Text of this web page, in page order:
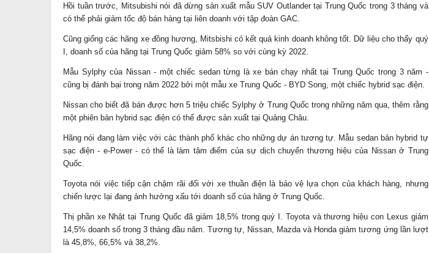
Hồi tuần trước, Mitsubishi nói đã dừng sản xuất mẫu SUV Outlander tại Trung Quốc trong 3 tháng và
có thể phải giảm tốc độ bán hàng tại liên doanh với tập đoàn GAC.
Cũng giống các hãng xe đồng hương, Mitsbishi có kết quả kinh doanh không tốt. Dữ liệu cho thấy quý
I, doanh số của hãng tại Trung Quốc giảm 58% so với cùng kỳ 2022.
Mẫu Sylphy của Nissan - một chiếc sedan từng là xe bán chạy nhất tại Trung Quốc trong 3 năm -
cũng bị đánh bại trong năm 2022 bởi một mẫu xe Trung Quốc - BYD Song, một chiếc hybrid sạc điện.
Nissan cho biết đã bán được hơn 5 triệu chiếc Sylphy ở Trung Quốc trong những năm qua, thêm rằng
một phiên bản hybrid sạc điện có thể được sản xuất tại Quảng Châu.
Hãng nói đang làm việc với các thành phố khác cho những dự án tương tự. Mẫu sedan bản hybrid tự
sạc điện - e-Power - có thể là làm tâm điểm của sự dịch chuyển thương hiệu của Nissan ở Trung
Quốc.
Toyota nói việc tiếp cận chậm rãi đối với xe thuần điện là bảo vệ lựa chọn của khách hàng, nhưng
chiến lược lại đang ảnh hưởng xấu tới doanh số của hãng ở Trung Quốc.
Thị phần xe Nhật tại Trung Quốc đã giảm 18,5% trong quý I. Toyota và thương hiệu con Lexus giảm
14,5% doanh số trong 3 tháng đầu năm. Tương tự, Nissan, Mazda và Honda giảm tương ứng lần lượt
là 45,8%, 66,5% và 38,2%.